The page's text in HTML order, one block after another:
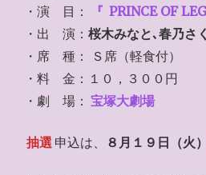
・演 目：
『 PRINCE OF
・出 演： 桜木みなと､春乃さ
・席 種： Ｓ席（軽食付）
・料 金：１０，３００円
・劇 場： 宝塚大劇場
抽選 申込は、 ８月１９日（火）